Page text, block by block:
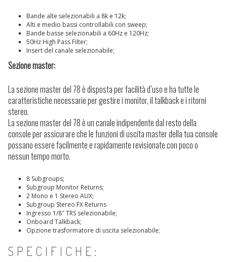
Bande alte selezionabili a 8k e 12k;
Alti e medio bassi controllabili con sweep;
Bande basse selezionabili a 60Hz e 120Hz;
50Hz High Pass Filter;
Insert del canale selezionabile;
Sezione master:
La sezione master del 78 è disposta per facilità d’uso e ha tutte le
caratteristiche necessarie per gestire i monitor, il talkback e i ritorni
stereo.
La sezione master del 78 è un canale indipendente dal resto della
console per assicurare che le funzioni di uscita master della tua console
possano essere facilmente e rapidamente revisionate con poco o
nessun tempo morto.
8 Subgroups;
Subgroup Monitor Returns;
2 Mono e 1 Stereo AUX;
Subgroup Stereo FX Returns
Ingresso 1/8″ TRS selezionabile;
Onboard Talkback;
Opzione trasformatore di uscita selezionabile;
SPECIFICHE: